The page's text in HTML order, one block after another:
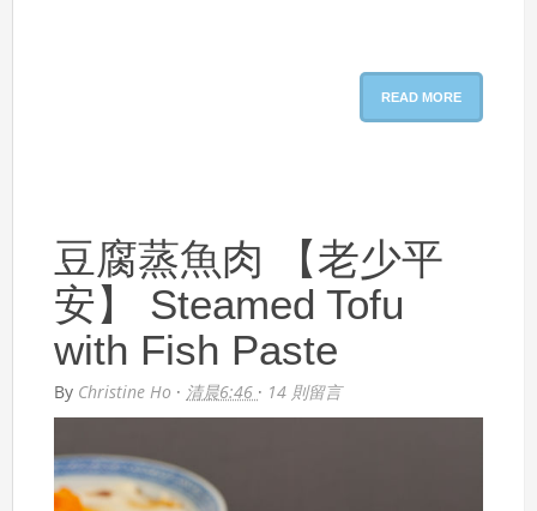
READ MORE
豆腐蒸魚肉 【老少平
安】 Steamed Tofu
with Fish Paste
By Christine Ho · 清晨6:46 · 14 則留言